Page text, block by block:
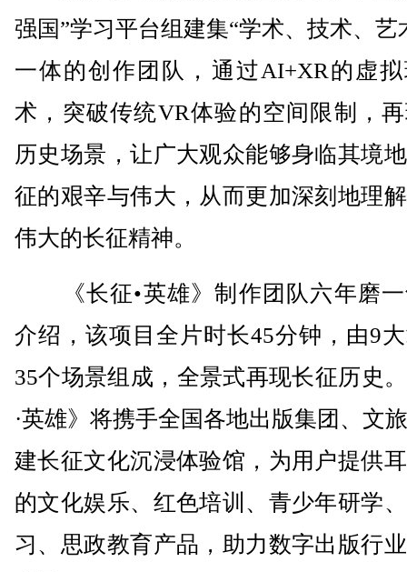
强国”学习平台组建集“学术、技术、艺
一体的创作团队，通过AI+XR的虚
术，突破传统VR体验的空间限制，
历史场景，让广大观众能够身临其境
征的艰辛与伟大，从而更加深刻地理
伟大的长征精神。
《长征•英雄》制作团队六年磨一
介绍，该项目全片时长45分钟，由9
35个场景组成，全景式再现长征历史
·英雄》将携手全国各地出版集团、文
建长征文化沉浸体验馆，为用户提供
的文化娱乐、红色培训、青少年研学
习、思政教育产品，助力数字出版行